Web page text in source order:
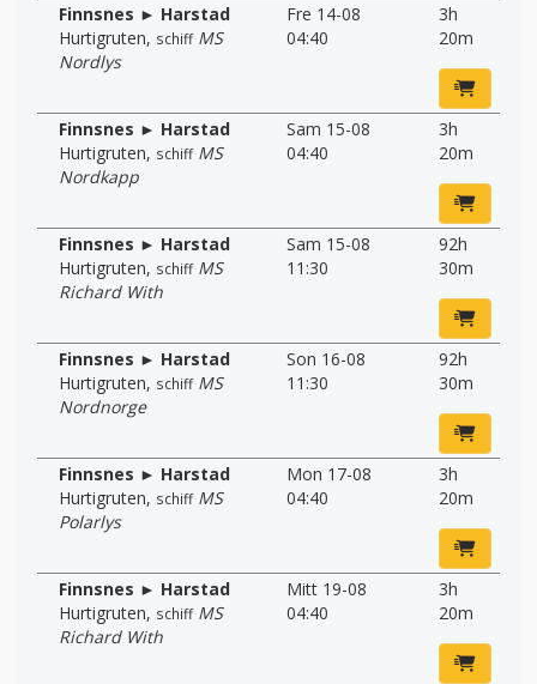
Finnsnes ► Harstad
Hurtigruten, schiff MS
Nordlys
Fre 14-08
04:40
3h
20m
Finnsnes ► Harstad
Hurtigruten, schiff MS
Nordkapp
Sam 15-08
04:40
3h
20m
Finnsnes ► Harstad
Hurtigruten, schiff MS
Richard With
Sam 15-08
11:30
92h
30m
Finnsnes ► Harstad
Hurtigruten, schiff MS
Nordnorge
Son 16-08
11:30
92h
30m
Finnsnes ► Harstad
Hurtigruten, schiff MS
Polarlys
Mon 17-08
04:40
3h
20m
Finnsnes ► Harstad
Hurtigruten, schiff MS
Richard With
Mitt 19-08
04:40
3h
20m